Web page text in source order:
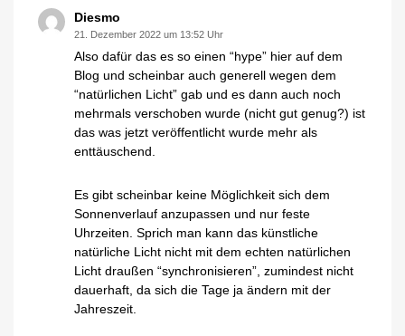
Diesmo
21. Dezember 2022 um 13:52 Uhr
Also dafür das es so einen “hype” hier auf dem
Blog und scheinbar auch generell wegen dem
“natürlichen Licht” gab und es dann auch noch
mehrmals verschoben wurde (nicht gut genug?) ist
das was jetzt veröffentlicht wurde mehr als
enttäuschend.
Es gibt scheinbar keine Möglichkeit sich dem
Sonnenverlauf anzupassen und nur feste
Uhrzeiten. Sprich man kann das künstliche
natürliche Licht nicht mit dem echten natürlichen
Licht draußen “synchronisieren”, zumindest nicht
dauerhaft, da sich die Tage ja ändern mit der
Jahreszeit.